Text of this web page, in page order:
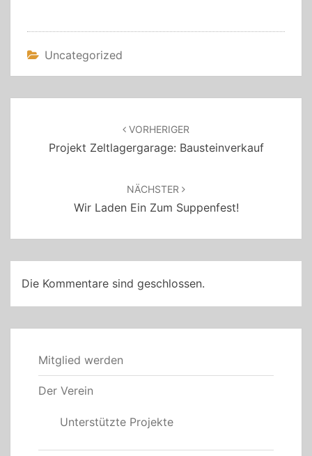
Uncategorized
VORHERIGER
Projekt Zeltlagergarage: Bausteinverkauf
NÄCHSTER
Wir Laden Ein Zum Suppenfest!
Die Kommentare sind geschlossen.
Mitglied werden
Der Verein
Unterstützte Projekte